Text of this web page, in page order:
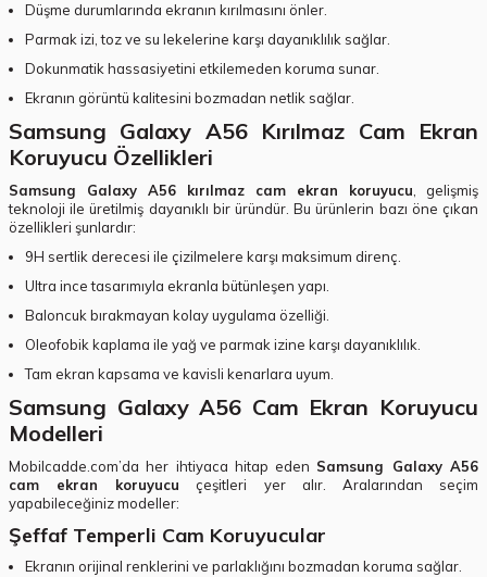
Düşme durumlarında ekranın kırılmasını önler.
Parmak izi, toz ve su lekelerine karşı dayanıklılık sağlar.
Dokunmatik hassasiyetini etkilemeden koruma sunar.
Ekranın görüntü kalitesini bozmadan netlik sağlar.
Samsung Galaxy A56 Kırılmaz Cam Ekran
Koruyucu Özellikleri
Samsung Galaxy A56 kırılmaz cam ekran koruyucu, gelişmiş
teknoloji ile üretilmiş dayanıklı bir üründür. Bu ürünlerin bazı öne çıkan
özellikleri şunlardır:
9H sertlik derecesi ile çizilmelere karşı maksimum direnç.
Ultra ince tasarımıyla ekranla bütünleşen yapı.
Baloncuk bırakmayan kolay uygulama özelliği.
Oleofobik kaplama ile yağ ve parmak izine karşı dayanıklılık.
Tam ekran kapsama ve kavisli kenarlara uyum.
Samsung Galaxy A56 Cam Ekran Koruyucu
Modelleri
Mobilcadde.com’da her ihtiyaca hitap eden Samsung Galaxy A56
cam ekran koruyucu çeşitleri yer alır. Aralarından seçim
yapabileceğiniz modeller:
Şeffaf Temperli Cam Koruyucular
Ekranın orijinal renklerini ve parlaklığını bozmadan koruma sağlar.